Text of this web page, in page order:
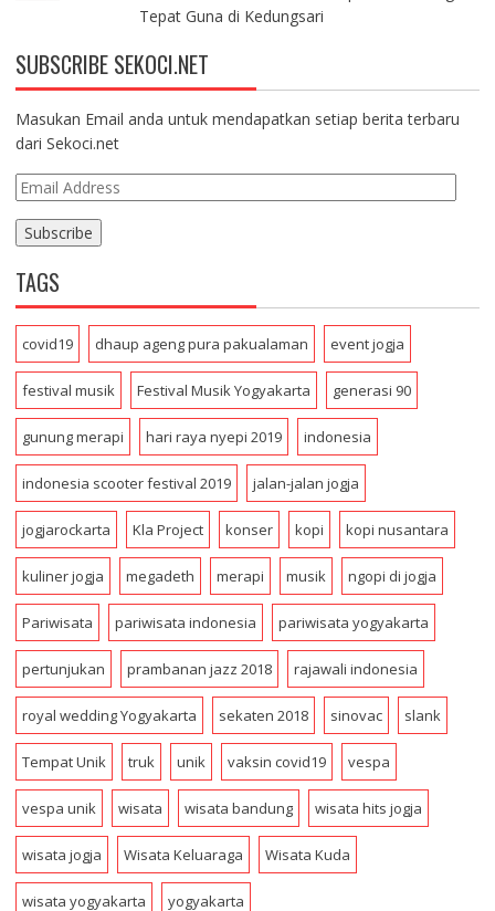
Tepat Guna di Kedungsari
SUBSCRIBE SEKOCI.NET
Masukan Email anda untuk mendapatkan setiap berita terbaru
dari Sekoci.net
E
A
d
e
s
TAGS
covid19 dhaup ageng pura pakualaman event jogja
festival musik Festival Musik Yogyakarta generasi 90
gunung merapi hari raya nyepi 2019 indonesia
indonesia scooter festival 2019 jalan-jalan jogja
jogjarockarta Kla Project konser kopi kopi nusantara
kuliner jogja megadeth merapi musik ngopi di jogja
Pariwisata pariwisata indonesia pariwisata yogyakarta
pertunjukan prambanan jazz 2018 rajawali indonesia
royal wedding Yogyakarta sekaten 2018 sinovac slank
Tempat Unik truk unik vaksin covid19 vespa
vespa unik wisata wisata bandung wisata hits jogja
wisata jogja Wisata Keluaraga Wisata Kuda
wisata yogyakarta yogyakarta